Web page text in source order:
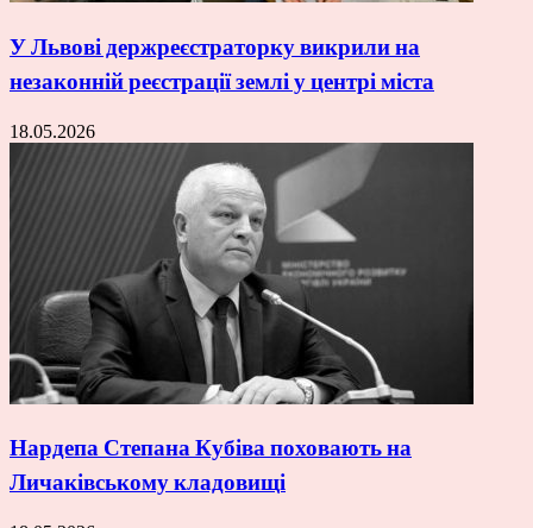
У Львові держреєстраторку викрили на
незаконній реєстрації землі у центрі міста
18.05.2026
Нардепа Степана Кубіва поховають на
Личаківському кладовищі